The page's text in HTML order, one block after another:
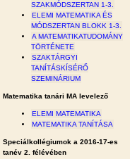
SZAKMÓDSZERTAN 1-3.
ELEMI MATEMATIKA ÉS
MÓDSZERTAN BLOKK 1-3.
A MATEMATIKATUDOMÁNY
TÖRTÉNETE
SZAKTÁRGYI
TANÍTÁSKÍSÉRŐ
SZEMINÁRIUM
Matematika tanári MA levelező
ELEMI MATEMATIKA
MATEMATIKA TANÍTÁSA
Speciálkollégiumok a 2016-17-es
tanév 2. félévében